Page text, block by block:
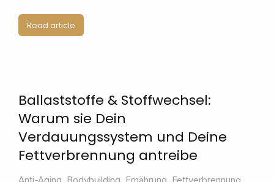
Read article
Ballaststoffe & Stoffwechsel:
Warum sie Dein
Verdauungssystem und Deine
Fettverbrennung antreibe